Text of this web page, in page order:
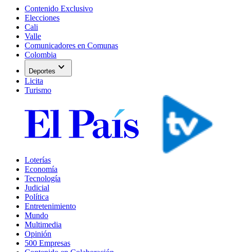
Contenido Exclusivo
Elecciones
Cali
Valle
Comunicadores en Comunas
Colombia
Deportes expand_more
Licita
Turismo
Loterías
Economía
Tecnología
Judicial
Política
Entretenimiento
Mundo
Multimedia
Opinión
500 Empresas